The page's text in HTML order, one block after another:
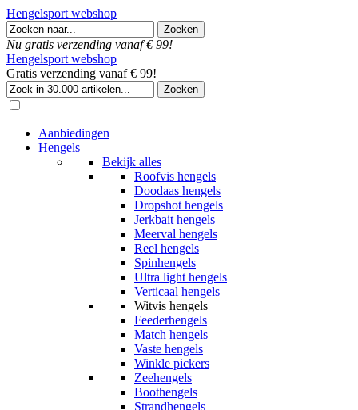
Hengelsport webshop
Nu gratis verzending vanaf € 99!
Hengelsport webshop
Gratis verzending vanaf € 99!
Aanbiedingen
Hengels
Bekijk alles
Roofvis hengels
Doodaas hengels
Dropshot hengels
Jerkbait hengels
Meerval hengels
Reel hengels
Spinhengels
Ultra light hengels
Verticaal hengels
Witvis hengels
Feederhengels
Match hengels
Vaste hengels
Winkle pickers
Zeehengels
Boothengels
Strandhengels